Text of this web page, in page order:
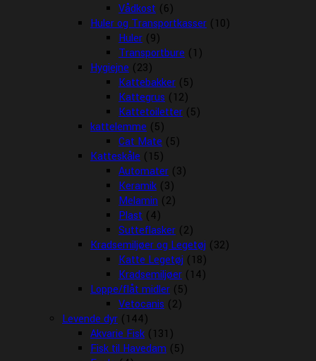
Vådkost (6)
Huler og Transportkasser (10)
Huler (9)
Transportbure (1)
Hygiejne (23)
Kattebakker (5)
Kattegrus (12)
Kattetoiletter (5)
kattelemme (5)
Cat Mate (5)
Katteskåle (15)
Automater (3)
Keramik (3)
Melamin (2)
Plast (4)
Sutteflasker (2)
Kradsemiljøer og Legetøj (32)
Katte Legetøj (18)
Kradsemiljøer (14)
Loppe/flåt midler (5)
Vetocanis (2)
Levende dyr (144)
Akvarie Fisk (131)
Fisk til Havedam (5)